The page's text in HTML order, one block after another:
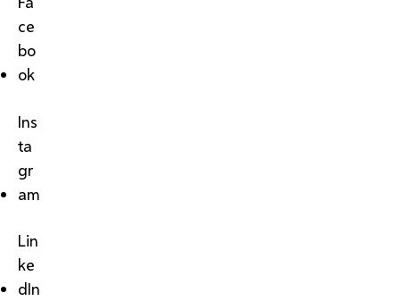
ce
bo
ok
Ins
ta
gr
am
Lin
ke
dIn